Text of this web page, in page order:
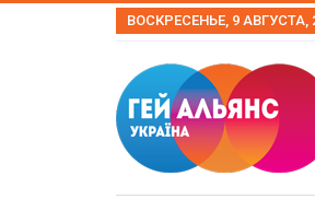
ВОСКРЕСЕНЬЕ, 9 АВГУСТА,